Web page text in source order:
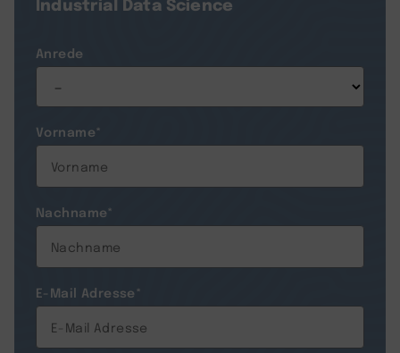
Anrede
Vorname*
Nachname*
E-Mail Adresse *